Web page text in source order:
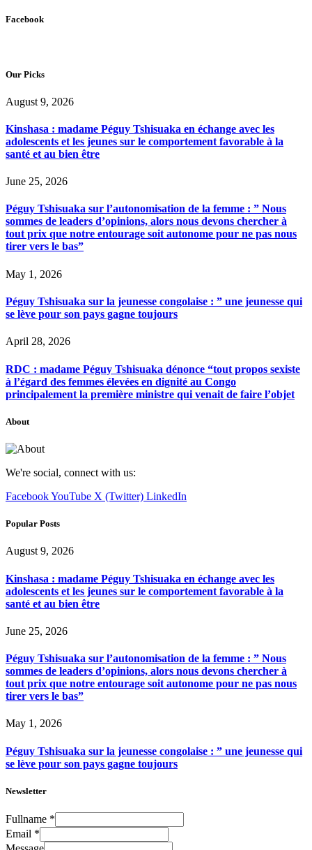
Facebook
Our Picks
August 9, 2026
Kinshasa : madame Péguy Tshisuaka en échange avec les
adolescents et les jeunes sur le comportement favorable à la
santé et au bien être
June 25, 2026
Péguy Tshisuaka sur l’autonomisation de la femme : ” Nous
sommes de leaders d’opinions, alors nous devons chercher à
tout prix que notre entourage soit autonome pour ne pas nous
tirer vers le bas”
May 1, 2026
Péguy Tshisuaka sur la jeunesse congolaise : ” une jeunesse qui
se lève pour son pays gagne toujours
April 28, 2026
RDC : madame Péguy Tshisuaka dénonce “tout propos sexiste
à l’égard des femmes élevées en dignité au Congo
principalement la première ministre qui venait de faire l’objet
About
We're social, connect with us:
FacebookYouTube X (Twitter) LinkedIn
Popular Posts
August 9, 2026
Kinshasa : madame Péguy Tshisuaka en échange avec les
adolescents et les jeunes sur le comportement favorable à la
santé et au bien être
June 25, 2026
Péguy Tshisuaka sur l’autonomisation de la femme : ” Nous
sommes de leaders d’opinions, alors nous devons chercher à
tout prix que notre entourage soit autonome pour ne pas nous
tirer vers le bas”
May 1, 2026
Péguy Tshisuaka sur la jeunesse congolaise : ” une jeunesse qui
se lève pour son pays gagne toujours
Newsletter
Fullname *
Email *